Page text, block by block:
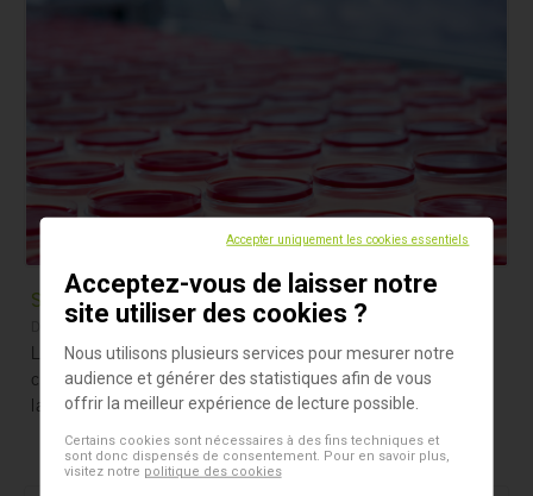
Sang de cheval défibriné
Donor Sang D'animaux & Sérum
Le sang de cheval défibriné est du sang de cheval entier
collecté de manière aseptique qui a été traité pour retirer
la fibrine.
Accepter uniquement les cookies essentiels
Acceptez-vous de laisser notre
site utiliser des cookies ?
Nous utilisons plusieurs services pour mesurer notre
audience et générer des statistiques afin de vous
offrir la meilleur expérience de lecture possible.
Certains cookies sont nécessaires à des fins techniques et
sont donc dispensés de consentement. Pour en savoir plus,
visitez notre politique des cookies